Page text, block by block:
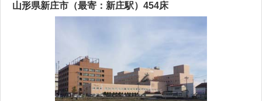
山形県新庄市（最寄：新庄駅）454床